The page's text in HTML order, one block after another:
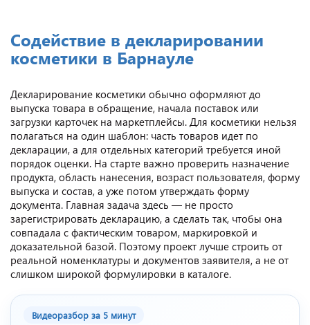
Содействие в декларировании
косметики в Барнауле
Декларирование косметики обычно оформляют до
выпуска товара в обращение, начала поставок или
загрузки карточек на маркетплейсы. Для косметики нельзя
полагаться на один шаблон: часть товаров идет по
декларации, а для отдельных категорий требуется иной
порядок оценки. На старте важно проверить назначение
продукта, область нанесения, возраст пользователя, форму
выпуска и состав, а уже потом утверждать форму
документа. Главная задача здесь — не просто
зарегистрировать декларацию, а сделать так, чтобы она
совпадала с фактическим товаром, маркировкой и
доказательной базой. Поэтому проект лучше строить от
реальной номенклатуры и документов заявителя, а не от
слишком широкой формулировки в каталоге.
Видеоразбор за 5 минут